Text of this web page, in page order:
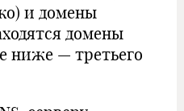
и домены
домены
ниже — третьего